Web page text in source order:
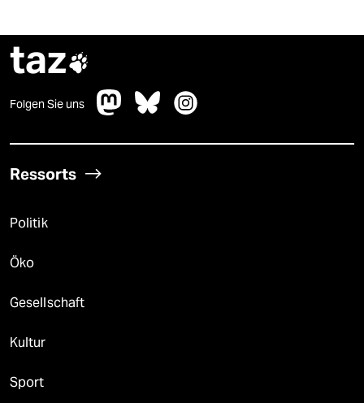
taz
Folgen Sie uns
Ressorts
Politik
Öko
Gesellschaft
Kultur
Sport